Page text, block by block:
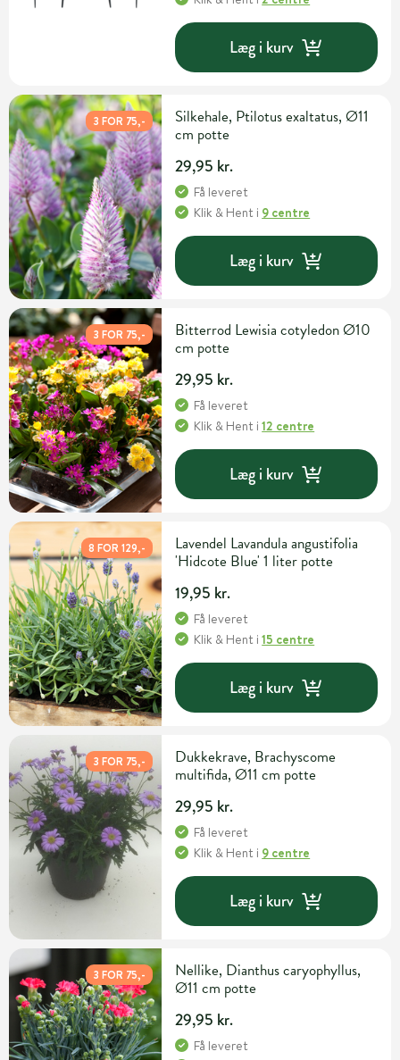
Læg i kurv
3 FOR 75,-
Silkehale, Ptilotus exaltatus, Ø11
cm potte
29,95 kr.
Få leveret
Klik & Hent i 9 centre
Læg i kurv
3 FOR 75,-
Bitterrod Lewisia cotyledon Ø10
cm potte
29,95 kr.
Få leveret
Klik & Hent i12 centre
Læg i kurv
8 FOR 129,-
Lavendel Lavandula angustifolia
'Hidcote Blue' 1 liter potte
19,95 kr.
Få leveret
Klik & Hent i15 centre
Læg i kurv
3 FOR 75,-
Dukkekrave, Brachyscome
multifida, Ø11 cm potte
29,95 kr.
Få leveret
Klik & Hent i 9 centre
Læg i kurv
3 FOR 75,-
Nellike, Dianthus caryophyllus,
Ø11 cm potte
29,95 kr.
Få leveret